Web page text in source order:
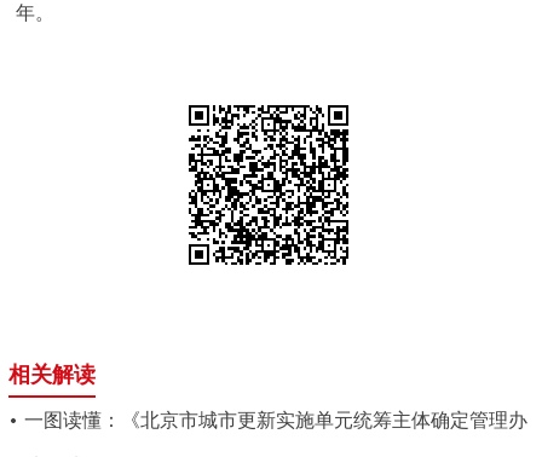
年。
相关解读
一图读懂：《北京市城市更新实施单元统筹主体确定管理办